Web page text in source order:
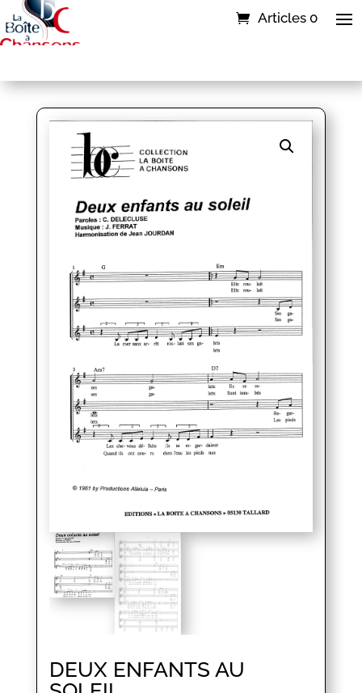
Articles 0
DEUX ENFANTS AU